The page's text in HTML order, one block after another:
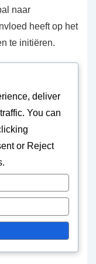
naar
heeft op het
te initiëren.
bij het
lanceren van
in dit
vanuit de
strategie
die
aangezien dit
kan
deliver
You can
or Reject